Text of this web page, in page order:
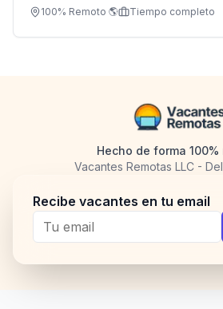
100% Remoto 🌎 Tiempo completo
Hecho de forma 100%
Vacantes Remotas LLC -
Recibe vacantes en tu email